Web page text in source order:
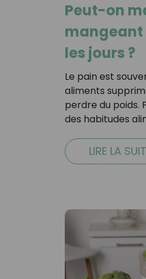
Peut-on
mangeant
les jours ?
Le pain est
aliments
perdre du poids.
des habitudes
LIRE LA